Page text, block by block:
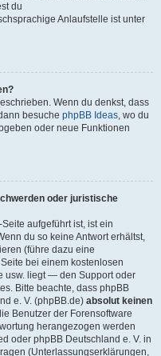
du
Anlaufstelle ist unter
Wenn du denkst, dass
besuche phpBB Ideas, wo du
oder neue Funktionen
oder juristische
aufgeführt ist, ist ein
du so keine Antwort erhältst,
(führe dazu eine
bei einem kostenlosen
usw. liegt — den Support oder
Bitte beachte, dass phpBB
e. V. (phpBB.de) absolut keinen
Benutzer der Forensoftware
herangezogen werden
oder phpBB Deutschland e. V. in
(Unterlassungserklärungen,